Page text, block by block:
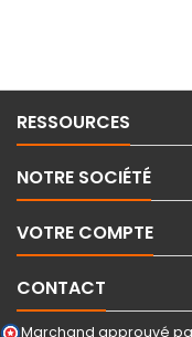
RESSOURCES
NOTRE SOCIÉTÉ
VOTRE COMPTE
CONTACT
Marchand approuvé